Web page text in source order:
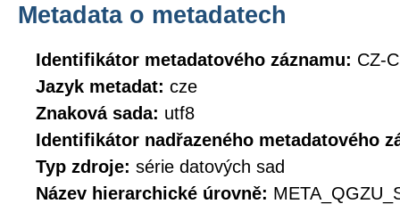
Metadata o metadatech
Identifikátor metadatového záznamu: CZ-
Jazyk metadat: cze
Znaková sada: utf8
Identifikátor nadřazeného metadatového
Typ zdroje: série datových sad
Název hierarchické úrovně: